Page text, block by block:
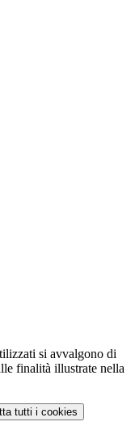
si avvalgono di
finalità illustrate nella
tutti i cookies